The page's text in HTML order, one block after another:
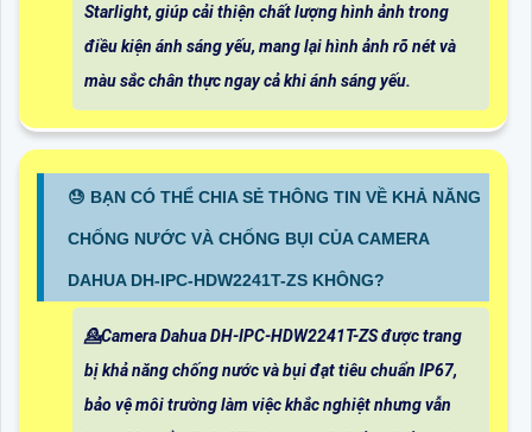
Starlight, giúp cải thiện chất lượng hình ảnh trong
điều kiện ánh sáng yếu, mang lại hình ảnh rõ nét và
màu sắc chân thực ngay cả khi ánh sáng yếu.
😓 BẠN CÓ THỂ CHIA SẺ THÔNG TIN VỀ KHẢ NĂNG
CHỐNG NƯỚC VÀ CHỐNG BỤI CỦA CAMERA
DAHUA DH-IPC-HDW2241T-ZS KHÔNG?
💁Camera Dahua DH-IPC-HDW2241T-ZS được trang
bị khả năng chống nước và bụi đạt tiêu chuẩn IP67,
bảo vệ môi trường làm việc khắc nghiệt nhưng vẫn